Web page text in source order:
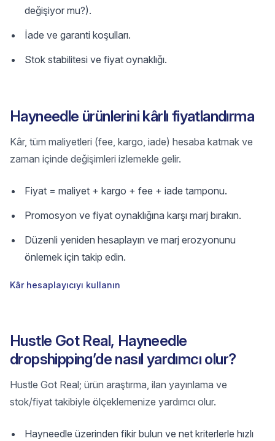
değişiyor mu?).
İade ve garanti koşulları.
Stok stabilitesi ve fiyat oynaklığı.
Hayneedle ürünlerini kârlı fiyatlandırma
Kâr, tüm maliyetleri (fee, kargo, iade) hesaba katmak ve
zaman içinde değişimleri izlemekle gelir.
Fiyat = maliyet + kargo + fee + iade tamponu.
Promosyon ve fiyat oynaklığına karşı marj bırakın.
Düzenli yeniden hesaplayın ve marj erozyonunu
önlemek için takip edin.
Kâr hesaplayıcıyı kullanın
Hustle Got Real, Hayneedle
dropshipping’de nasıl yardımcı olur?
Hustle Got Real; ürün araştırma, ilan yayınlama ve
stok/fiyat takibiyle ölçeklemenize yardımcı olur.
Hayneedle üzerinden fikir bulun ve net kriterlerle hızlı